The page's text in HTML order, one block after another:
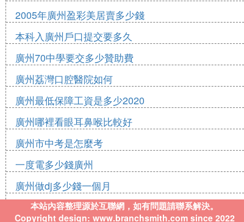
2005年廣州盈彩美居賣多少錢
本科入廣州戶口提交要多久
廣州70中學要交多少贊助費
廣州荔灣口腔醫院如何
廣州最低保障工資是多少2020
廣州哪裡看眼耳鼻喉比較好
廣州市中考是怎麼考
一度電多少錢廣州
廣州做dj多少錢一個月
本站內容整理源於互聯網，如有問題請聯系解決。
Copyright design: www.branchsmith.com since 2022